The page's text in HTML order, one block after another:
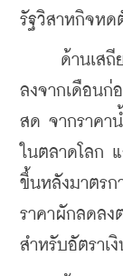
รัฐวิสาหกิจหด
ด้านเสถียร
ลงจากเดือนก่
สด จากราคา
ในตลาดโลก
ขึ้นหลังมาตรก
ราคาผักลดล
สำหรับอัตราเ